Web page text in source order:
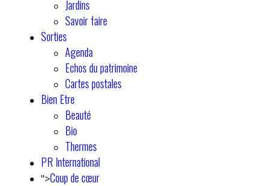
Jardins
Savoir faire
Sorties
Agenda
Echos du patrimoine
Cartes postales
Bien Etre
Beauté
Bio
Thermes
PR International
">Coup de cœur